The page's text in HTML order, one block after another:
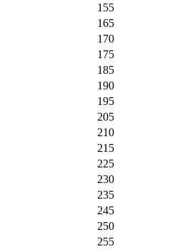
155
165
170
175
185
190
195
205
210
215
225
230
235
245
250
255